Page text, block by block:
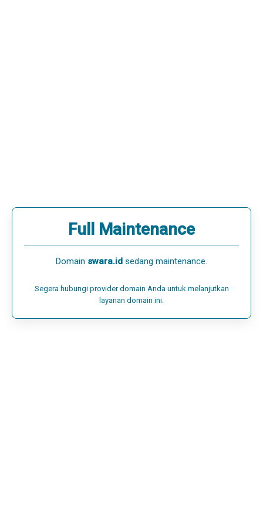
Full Maintenance
Domain swara.id sedang maintenance.
Segera hubungi provider domain Anda untuk melanjutkan
layanan domain ini.